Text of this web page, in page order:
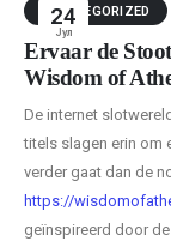
24
Јул
UNCATEGORIZED
Ervaar de
Wisdom of
De internet
titels slagen erin om
verder gaat dan de
https://
geïnspireerd door